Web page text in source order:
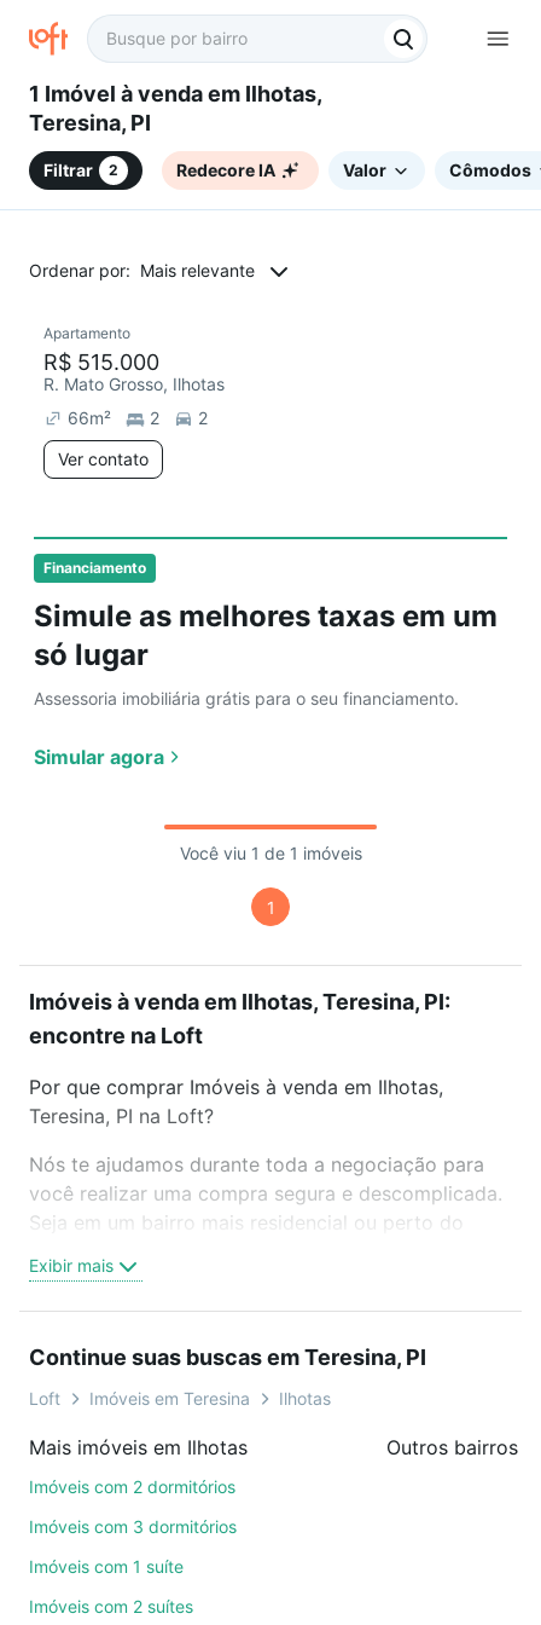
1 Imóvel à venda em Ilhotas,
Teresina, PI
Filtrar 2 Redecore IA Valor Cômodos
Ordenar por: Mais relevante
Financiamento
Simule as melhores taxas em um
só lugar
Assessoria imobiliária grátis para o seu financiamento.
Simular agora
Apartamento
R$ 515.000
R. Mato Grosso, Ilhotas
66m² 2
2
Ver contato
Você viu 1 de 1 imóveis
1
Imóveis à venda em Ilhotas, Teresina, PI:
encontre na Loft
Por que comprar Imóveis à venda em Ilhotas,
Teresina, PI na Loft?
Nós te ajudamos durante toda a negociação para
você realizar uma compra segura e descomplicada.
Seja em um bairro mais residencial ou perto do
oferta ideal de Imóveis à venda em Ilhotas, Teresina,
PI para conquistar seu sonho. Agende uma visita
compromisso e você ainda conta com mais de 46
mil corretores e imobiliárias te ajudando na compra,
Como escolher um imóvel?
Use barra de busca no topo para pesquisar por
também pode usar os filtros como quantidade de
quartos, suítes, com ou sem vaga de garagem para
Exibir mais
Continue suas buscas em Teresina, PI
Loft Imóveis em Teresina Ilhotas
Mais imóveis em Ilhotas
Imóveis com 2 dormitórios
Imóveis com 3 dormitórios
Imóveis com 1 suíte
Imóveis com 2 suítes
Outros bairros